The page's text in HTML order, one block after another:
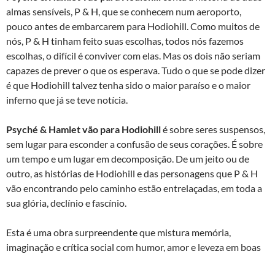
almas sensíveis, P & H, que se conhecem num aeroporto,
pouco antes de embarcarem para Hodiohill. Como muitos de
nós, P & H tinham feito suas escolhas, todos nós fazemos
escolhas, o difícil é conviver com elas. Mas os dois não seriam
capazes de prever o que os esperava. Tudo o que se pode dizer
é que Hodiohill talvez tenha sido o maior paraíso e o maior
inferno que já se teve notícia.
Psyché & Hamlet vão para Hodiohillé sobre seres suspensos,
sem lugar para esconder a confusão de seus corações. É sobre
um tempo e um lugar em decomposição. De um jeito ou de
outro, as histórias de Hodiohill e das personagens que P & H
vão encontrando pelo caminho estão entrelaçadas, em toda a
sua glória, declínio e fascínio.
Esta é uma obra surpreendente que mistura memória,
imaginação e crítica social com humor, amor e leveza em boas